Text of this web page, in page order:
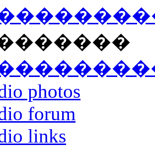
photos
forum
links